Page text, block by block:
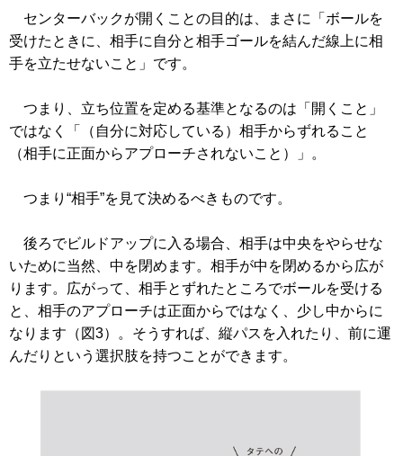
センターバックが開くことの目的は、まさに「ボールを
受けたときに、相手に自分と相手ゴールを結んだ線上に相
手を立たせないこと」です。
つまり、立ち位置を定める基準となるのは「開くこと」
ではなく「（自分に対応している）相手からずれること
（相手に正面からアプローチされないこと）」。
つまり“相手”を見て決めるべきものです。
後ろでビルドアップに入る場合、相手は中央をやらせな
いために当然、中を閉めます。相手が中を閉めるから広が
ります。広がって、相手とずれたところでボールを受ける
と、相手のアプローチは正面からではなく、少し中からに
なります（図3）。そうすれば、縦パスを入れたり、前に運
んだりという選択肢を持つことができます。